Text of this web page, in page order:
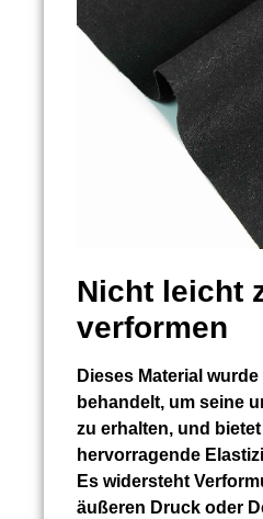
Nicht leicht
verformen
Dieses Material wurde
behandelt, um seine
zu erhalten, und
hervorragende
Es widersteht
äußeren Druck oder